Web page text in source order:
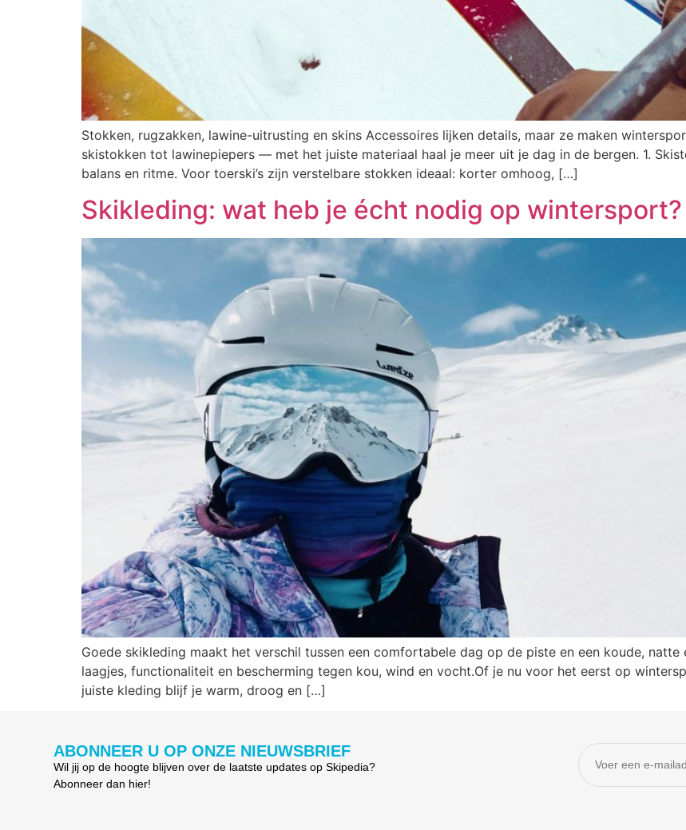
Stokken, rugzakken, lawine-uitrusting en skins Accessoires lijken details, maar ze maken
skistokken tot lawinepiepers — met het juiste materiaal haal je meer uit je dag in de bergen. 1.
balans en ritme. Voor toerski’s zijn verstelbare stokken ideaal: korter omhoog, […]
Skikleding: wat heb je écht nodig op wintersport?
Goede skikleding maakt het verschil tussen een comfortabele dag op de piste en een koude,
laagjes, functionaliteit en bescherming tegen kou, wind en vocht.Of je nu voor het eerst op
juiste kleding blijf je warm, droog en […]
ABONNEER U OP ONZE NIEUWSBRIEF
Wil jij op de hoogte blijven over de laatste updates op Skipedia?
Abonneer dan hier!